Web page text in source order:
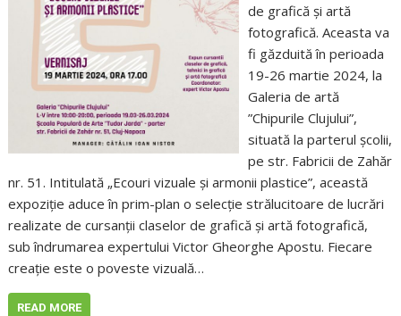
de grafică și artă
fotografică. Aceasta va
fi găzduită în perioada
19-26 martie 2024, la
Galeria de artă
”Chipurile Clujului”,
situată la parterul școlii,
pe str. Fabricii de Zahăr
nr. 51. Intitulată „Ecouri vizuale și armonii plastice”, această
expoziție aduce în prim-plan o selecție strălucitoare de lucrări
realizate de cursanții claselor de grafică și artă fotografică,
sub îndrumarea expertului Victor Gheorghe Apostu. Fiecare
creație este o poveste vizuală…
READ MORE